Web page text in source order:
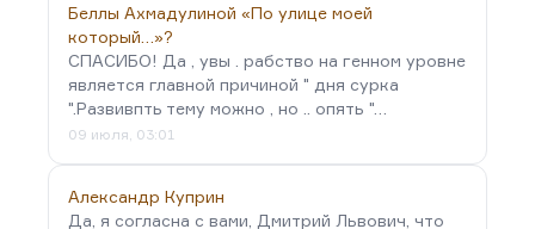
Беллы Ахмадулиной «По улице моей
который…»?
СПАСИБО! Да , увы . рабство на генном уровне
является главной причиной " дня сурка
".Развивпть тему можно , но .. опять "…
09 июля, 03:01
Александр Куприн
Да, я согласна с вами, Дмитрий Львович, что